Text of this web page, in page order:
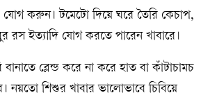
যোগ করুন। টমেটো দিয়ে ঘরে তৈরি কেচাপ,
রস ইত্যাদি যোগ করতে পারেন খাবারে।
ব্লেন্ড করে না করে হাত বা কাঁটাচামচ
নয়তো শিশুর খাবার ভালোভাবে চিবিয়ে